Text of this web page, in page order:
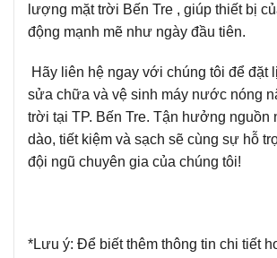
lượng mặt trời Bến Tre , giúp thiết bị
động mạnh mẽ như ngày đầu tiên.
Hãy liên hệ ngay với chúng tôi để đặt
sửa chữa và vệ sinh máy nước nóng
trời tại TP. Bến Tre. Tận hưởng nguồn
dào, tiết kiệm và sạch sẽ cùng sự hỗ
đội ngũ chuyên gia của chúng tôi!
*Lưu ý: Để biết thêm thông tin chi tiết